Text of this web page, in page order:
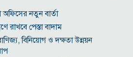
অফিসের নতুন বার্তা
রাখবে পেস্তা বাদাম
বিনিয়োগ ও দক্ষতা উন্নয়ন